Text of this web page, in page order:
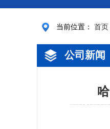
当前位置： 首页
公司新闻